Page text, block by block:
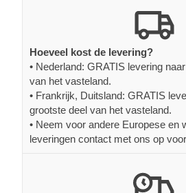
Hoeveel kost de levering?
• Nederland: GRATIS levering
van het vasteland.
• Frankrijk, Duitsland: GRATIS
grootste deel van het vasteland.
• Neem voor andere Europese en
leveringen contact met ons op